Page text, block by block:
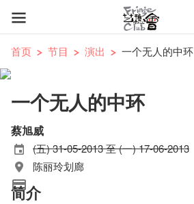
首页 节目 演出 一个无人的中环
一个无人的中环
蔡旭威
(五) 31-05-2013 至 (一) 17-06-2013
陈丽玲划廊
简介